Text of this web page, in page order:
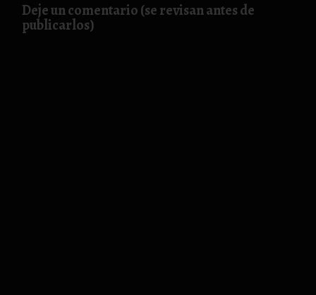
Deje un comentario (se revisan antes de
publicarlos)